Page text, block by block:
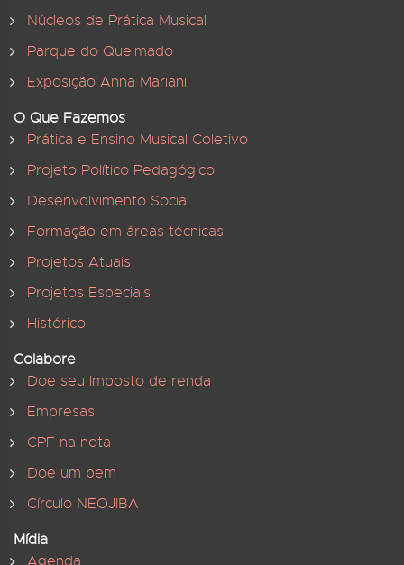
Núcleos de Prática Musical
Parque do Queimado
Exposição Anna Mariani
O Que Fazemos
Prática e Ensino Musical Coletivo
Projeto Político Pedagógico
Desenvolvimento Social
Formação em áreas técnicas
Projetos Atuais
Projetos Especiais
Histórico
Colabore
Doe seu Imposto de renda
Empresas
CPF na nota
Doe um bem
Círculo NEOJIBA
Mídia
Agenda